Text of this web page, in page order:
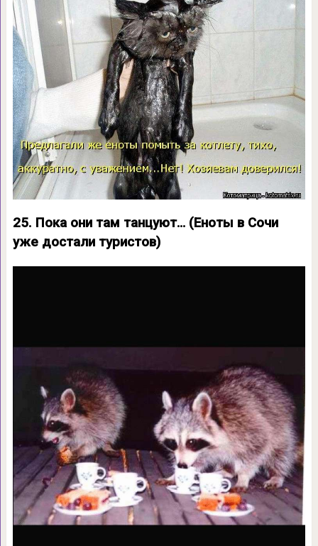
25. Пока они там танцуют… (Еноты в Сочи
уже достали туристов)